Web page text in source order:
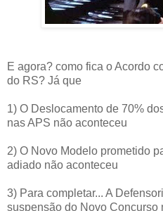
E agora? como fica o Acordo
do RS? Já que
1) O Deslocamento de 70%
nas APS não aconteceu
2) O Novo Modelo prometido
adiado não aconteceu
3) Para completar... A
suspensão do Novo Concurso